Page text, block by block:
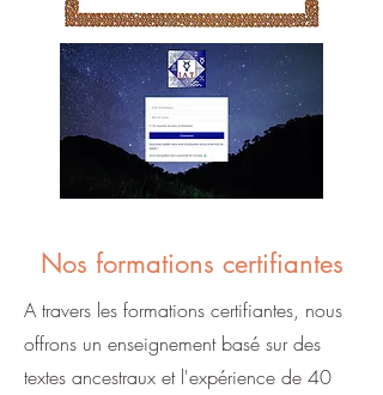
Nos formations certifiantes
A travers les formations certifiantes, nous
offrons un enseignement basé sur des
textes ancestraux et l'expérience de 40